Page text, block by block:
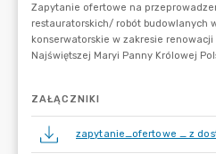
ZAŁĄCZNIKI
zapytanie_ofertowe _ z